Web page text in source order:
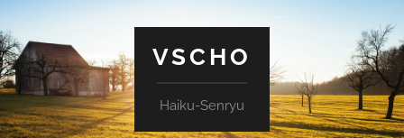
VSCHO
Haiku-Senryu